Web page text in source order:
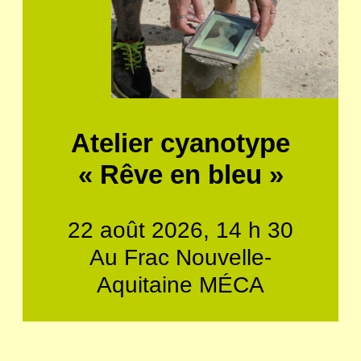
Atelier cyanotype
« Rêve en bleu »
22 août 2026, 14 h 30
Au Frac Nouvelle-
Aquitaine MÉCA